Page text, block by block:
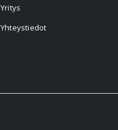
Yritys
Yhteystiedot